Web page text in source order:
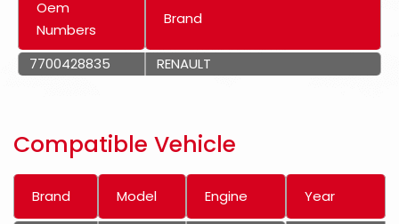
Oem
Numbers
Brand
7700428835 RENAULT
Compatible Vehicle
Brand Model Engine Year